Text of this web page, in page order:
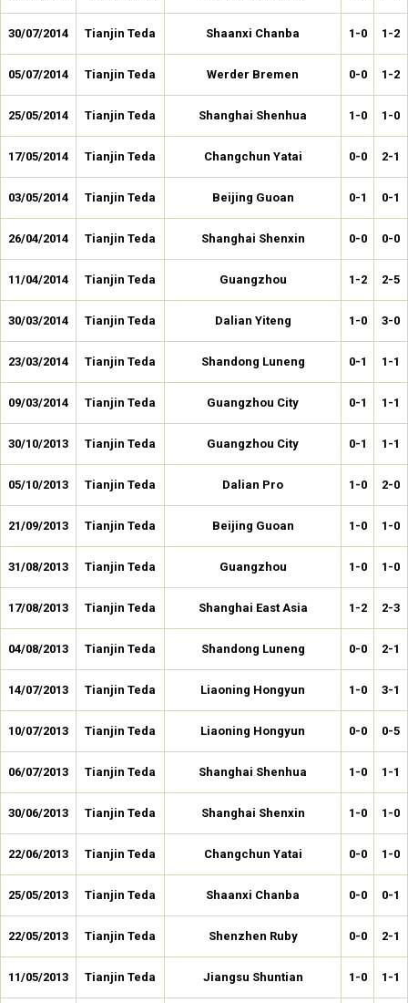
30/07/2014 Tianjin Teda Shaanxi Chanba 1-0 1-2
05/07/2014 Tianjin Teda Werder Bremen 0-0 1-2
25/05/2014 Tianjin Teda Shanghai Shenhua 1-0 1-0
17/05/2014 Tianjin Teda Changchun Yatai 0-0 2-1
03/05/2014 Tianjin Teda Beijing Guoan 0-1 0-1
26/04/2014 Tianjin Teda Shanghai Shenxin 0-0 0-0
11/04/2014 Tianjin Teda Guangzhou 1-2 2-5
30/03/2014 Tianjin Teda Dalian Yiteng 1-0 3-0
23/03/2014 Tianjin Teda Shandong Luneng 0-1 1-1
09/03/2014 Tianjin Teda Guangzhou City 0-1 1-1
30/10/2013 Tianjin Teda Guangzhou City 0-1 1-1
05/10/2013 Tianjin Teda Dalian Pro 1-0 2-0
21/09/2013 Tianjin Teda Beijing Guoan 1-0 1-0
31/08/2013 Tianjin Teda Guangzhou 1-0 1-0
17/08/2013 Tianjin Teda Shanghai East Asia 1-2 2-3
04/08/2013 Tianjin Teda Shandong Luneng 0-0 2-1
14/07/2013 Tianjin Teda Liaoning Hongyun 1-0 3-1
10/07/2013 Tianjin Teda Liaoning Hongyun 0-0 0-5
06/07/2013 Tianjin Teda Shanghai Shenhua 1-0 1-1
30/06/2013 Tianjin Teda Shanghai Shenxin 1-0 1-0
22/06/2013 Tianjin Teda Changchun Yatai 0-0 1-0
25/05/2013 Tianjin Teda Shaanxi Chanba 0-0 0-1
22/05/2013 Tianjin Teda Shenzhen Ruby 0-0 2-1
11/05/2013 Tianjin Teda Jiangsu Shuntian 1-0 1-1